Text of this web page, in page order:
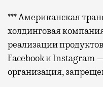
*** Американская
холдинговая
реализации
Facebook и Instagram
организация,